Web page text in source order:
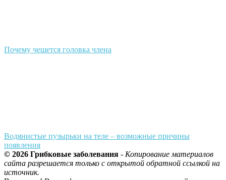
Почему чешется головка члена
Водянистые пузырьки на теле – возможные причины
появления
© 2026 Грибковые заболевания - Копирование материалов
сайта разрешается только с открытой обратной ссылкой на
источник.